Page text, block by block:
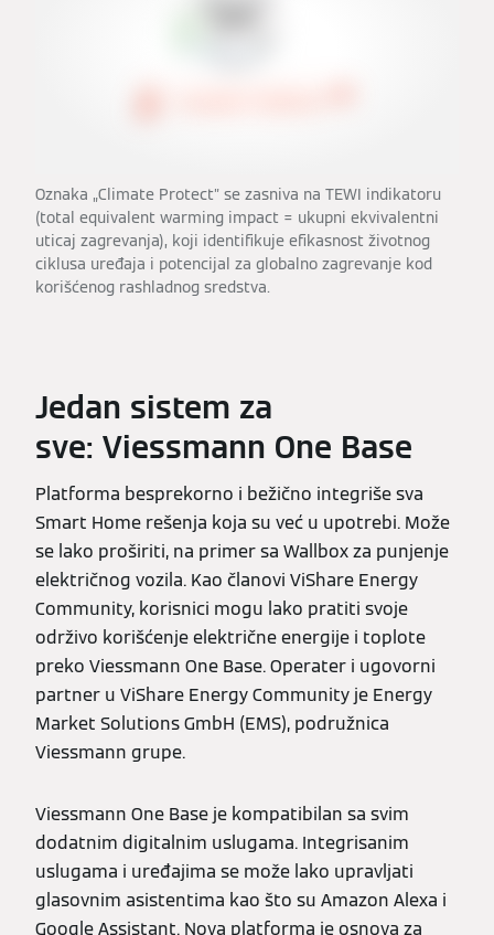
Oznaka „Climate Protect” se zasniva na TEWI indikatoru
(total equivalent warming impact = ukupni ekvivalentni
uticaj zagrevanja), koji identifikuje efikasnost životnog
ciklusa uređaja i potencijal za globalno zagrevanje kod
korišćenog rashladnog sredstva.
Jedan sistem za
sve: Viessmann One Base
Platforma besprekorno i bežično integriše sva
Smart Home rešenja koja su već u upotrebi. Može
se lako proširiti, na primer sa Wallbox za punjenje
električnog vozila. Kao članovi ViShare Energy
Community, korisnici mogu lako pratiti svoje
održivo korišćenje električne energije i toplote
preko Viessmann One Base. Operater i ugovorni
partner u ViShare Energy Community je Energy
Market Solutions GmbH (EMS), podružnica
Viessmann grupe.
Viessmann One Base je kompatibilan sa svim
dodatnim digitalnim uslugama. Integrisanim
uslugama i uređajima se može lako upravljati
glasovnim asistentima kao što su Amazon Alexa i
Google Assistant. Nova platforma je osnova za